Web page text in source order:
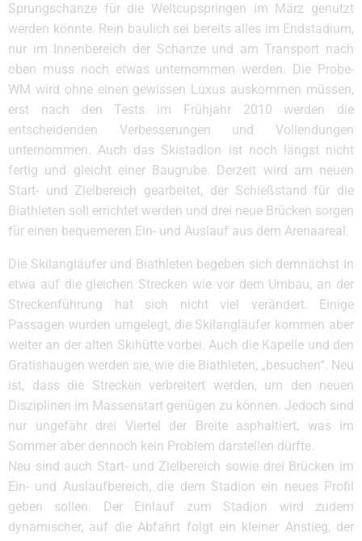
Sprungschanze für die Weltcupspringen im März genutzt
werden könnte. Rein baulich sei bereits alles im Endstadium,
nur im Innenbereich der Schanze und am Transport nach
oben muss noch etwas unternommen werden. Die Probe-
WM wird ohne einen gewissen Luxus auskommen müssen,
erst nach den Tests im Frühjahr 2010 werden die
entscheidenden Verbesserungen und Vollendungen
unternommen. Auch das Skistadion ist noch längst nicht
fertig und gleicht einer Baugrube. Derzeit wird am neuen
Start- und Zielbereich gearbeitet, der Schießstand für die
Biathleten soll errichtet werden und drei neue Brücken sorgen
für einen bequemeren Ein- und Auslauf aus dem Arenaareal.
Die Skilangläufer und Biathleten begeben sich demnächst in
etwa auf die gleichen Strecken wie vor dem Umbau, an der
Streckenführung hat sich nicht viel verändert. Einige
Passagen wurden umgelegt, die Skilangläufer kommen aber
weiter an der alten Skihütte vorbei. Auch die Kapelle und den
Gratishaugen werden sie, wie die Biathleten, „besuchen“. Neu
ist, dass die Strecken verbreitert werden, um den neuen
Disziplinen im Massenstart genügen zu können. Jedoch sind
nur ungefähr drei Viertel der Breite asphaltiert, was im
Sommer aber dennoch kein Problem darstellen dürfte.
Neu sind auch Start- und Zielbereich sowie drei Brücken im
Ein- und Auslaufbereich, die dem Stadion ein neues Profil
geben sollen. Der Einlauf zum Stadion wird zudem
dynamischer, auf die Abfahrt folgt ein kleiner Anstieg, der